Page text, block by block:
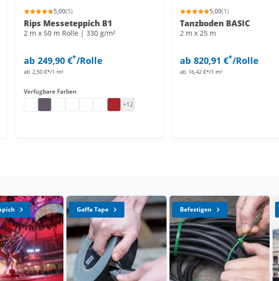
lassen
lassen
auf Maß
5,00(5)
Rips Messeteppich B1
2 m x 50 m Rolle | 330 g/m²
ab 249,90 €*/Rolle
ab 2,50 €*/1 m²
Verfügbare Farben
Messeteppich Rollenware
Messeteppich schwarz
Eventteppich
Messeteppich B1
Messeboden Teppich
+12
5,00(1)
Tanzboden BASIC
2 m x 25 m
ab 820,91 €*/Rolle
ab 16,42 €*/1 m²
Gaffa Tape Befestigen